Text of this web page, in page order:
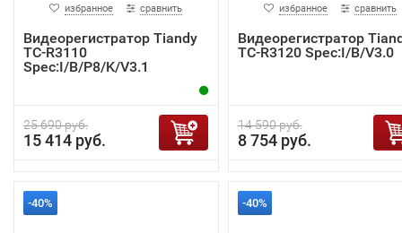
избранное сравнить
Видеорегистратор Tiandy
TC-R3110
Spec:I/B/P8/K/V3.1
25 690 руб.
15 414 руб.
избранное сравнить
Видеорегистратор
TC-R3120 Spec:I/B/V3.0
14 590 руб.
8 754 руб.
-40% -40%